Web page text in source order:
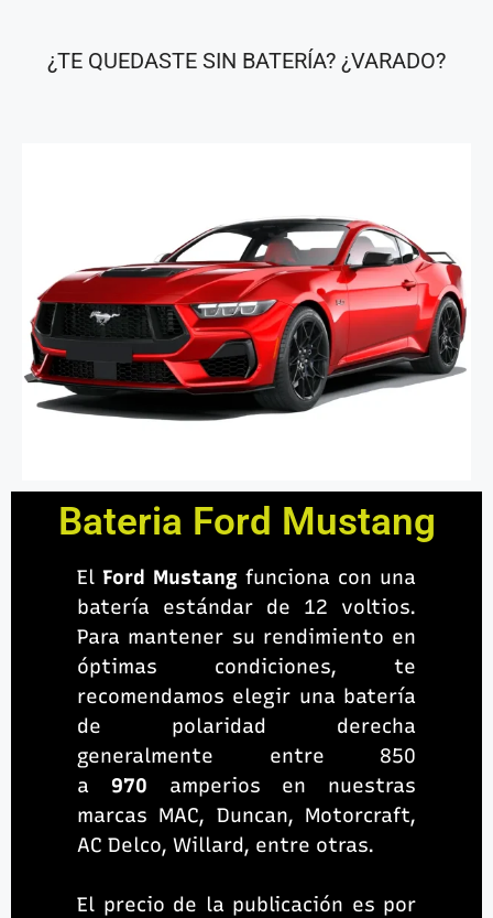
¿TE QUEDASTE SIN BATERÍA? ¿VARADO?
Bateria Ford Mustang
El Ford Mustang funciona con una
batería estándar de 12 voltios.
Para mantener su rendimiento en
óptimas condiciones, te
recomendamos elegir una batería
de polaridad derecha
generalmente entre 850
a 970 amperios en nuestras
marcas MAC, Duncan, Motorcraft,
AC Delco, Willard, entre otras.
El precio de la publicación es por